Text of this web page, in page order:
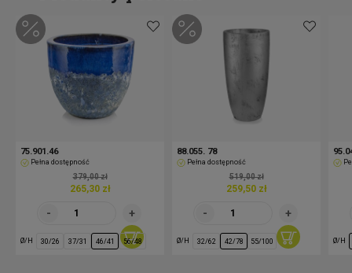
75.901.46
Pełna dostępność
379,00 zł
265,30 zł
Ø/H 30/26 37/31 46/41 56/48
88.055. 78
Pełna dostępność
519,00 zł
259,50 zł
Ø/H 32/62 42/78 55/100 Ø/H